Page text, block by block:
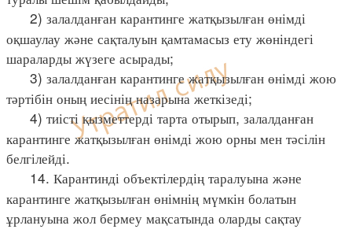
2) залалданған карантинге жатқызылған өнімді
оқшаулау және сақталуын қамтамасыз ету жөніндегі
шараларды жүзеге асырады;
3) залалданған карантинге жатқызылған өнімді жою
тәртібін оның иесінің назарына жеткізеді;
4) тиісті қызметтерді тарта отырып, залалданған
карантинге жатқызылған өнімді жою орны мен тәсілін
белгілейді.
14. Карантинді объектілердің таралуына және
карантинге жатқызылған өнімнің мүмкін болатын
ұрлануына жол бермеу мақсатында оларды сақтау